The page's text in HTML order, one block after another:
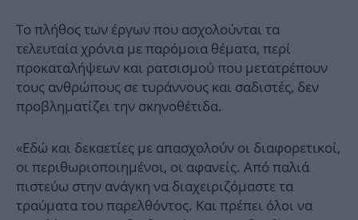
Το πλήθος των έργων που ασχολούνται τα
τελευταία χρόνια με παρόμοια θέματα, περί
προκαταλήψεων και ρατσισμού που μετατρέπουν
τους ανθρώπους σε τυράννους και σαδιστές, δεν
προβληματίζει την σκηνοθέτιδα.
«Εδώ και δεκαετίες με απασχολούν οι διαφορετικοί,
οι περιθωριοποιημένοι, οι αφανείς. Από παλιά
πιστεύω στην ανάγκη να διαχειριζόμαστε τα
τραύματα του παρελθόντος. Και πρέπει όλοι να